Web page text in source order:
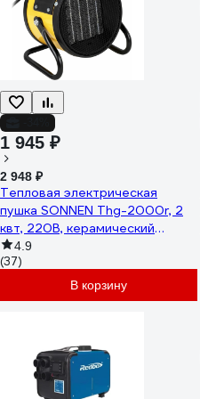
1 945 ₽
2 948 ₽
Тепловая электрическая
пушка SONNEN Thg-2000r, 2
квт, 220В, керамический
нагреватель, 456192
4.9
(37)
В корзину